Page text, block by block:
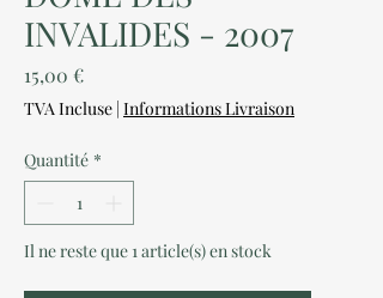
INVALIDES - 2007
15,00 €Prix
TVA Incluse | Informations Livraison
Quantité *
Il ne reste que 1 article(s) en stock